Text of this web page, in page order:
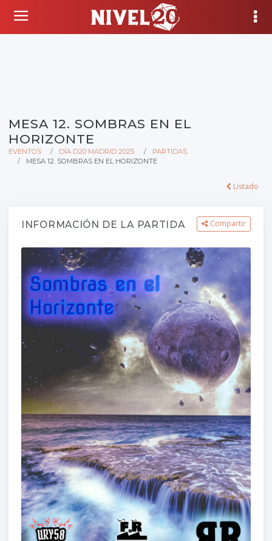
MESA 12. SOMBRAS EN EL
HORIZONTE
EVENTOS DÍA D20 MADRID 2025
PARTIDAS
MESA 12. SOMBRAS EN EL HORIZONTE
Listado
INFORMACIÓN DE LA PARTIDA Compartir